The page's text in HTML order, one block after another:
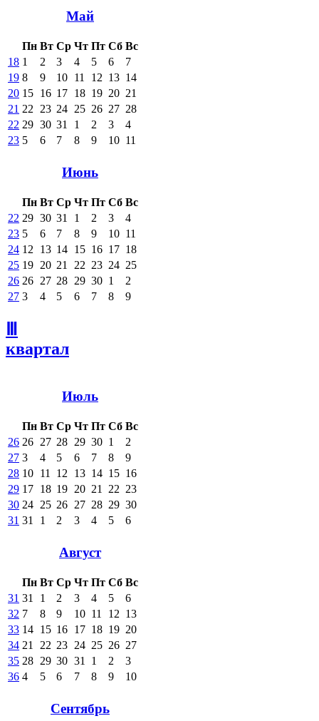
Май
Пн Вт Ср Чт Пт Сб Вс
18 1 2 3 4 5 6
7
19 8 9 10 11 12 13 14
20 15 16 17 18 19 20 21
21 22 23 24 25 26 27 28
22 29 30 31 1 2 3
4
23 5 6 7 8 9 10 11
Июнь
Пн Вт Ср Чт Пт Сб Вс
22 29 30 31 1 2 3
4
23 5 6 7 8 9 10 11
24 12 13 14 15 16 17 18
25 19 20 21 22 23 24 25
26 26 27 28 29 30 1
2
27 3 4 5 6 7 8 9
квартал
Июль
Пн Вт Ср Чт Пт Сб Вс
26 26 27 28 29 30 1
2
27 3 4 5 6 7 8
9
28 10 11 12 13 14 15 16
29 17 18 19 20 21 22 23
30 24 25 26 27 28 29 30
31 31 1 2 3 4 5 6
Август
Пн Вт Ср Чт Пт Сб Вс
31 31 1 2 3 4 5
6
32 7 8 9 10 11 12 13
33 14 15 16 17 18 19 20
34 21 22 23 24 25 26 27
35 28 29 30 31 1 2
3
36 4 5 6 7 8 9 10
Сентябрь